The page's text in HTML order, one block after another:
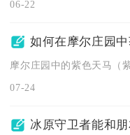
06-22
如何在摩尔庄园
07-24
冰原守卫者能和